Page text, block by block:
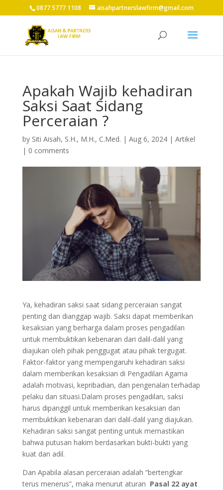
0877 5777 1108 aisahpartnerslawfirm@gmail.com
Apakah Wajib kehadiran
Saksi Saat Sidang
Perceraian ?
by Siti Aisah, S.H., M.H., C.Med. | Aug 6, 2024| Artikel
| 0 comments
Ya, kehadiran saksi saat sidang perceraian sangat
penting dan dianggap wajib. Saksi dapat memberikan
kesaksian yang berharga dalam proses pengadilan
untuk membuktikan kebenaran dari dalil-dalil yang
diajukan oleh pihak penggugat atau pihak tergugat.
Faktor-faktor yang mempengaruhi kehadiran saksi
dalam memberikan kesaksian di Pengadilan Agama
adalah motivasi, kepribadian, dan pengenalan terhadap
pelaku dan situasi.Dalam proses pengadilan, saksi
harus dipanggil untuk memberikan kesaksian dan
membuktikan kebenaran dari dalil-dalil yang diajukan.
Kehadiran saksi sangat penting untuk memastikan
bahwa putusan hakim berdasarkan bukti-bukti yang
kuat dan adil.
Dan Apabila alasan perceraian adalah “bertengkar
terus menerus”, maka menurut aturan Pasal 22 ayat